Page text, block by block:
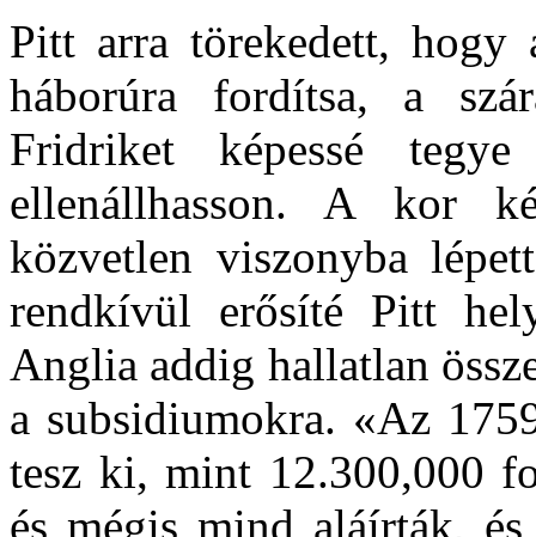
Pitt arra törekedett, hogy
háborúra fordítsa, a
Fridriket képessé
ellenállhasson. A kor
közvetlen viszonyba
rendkívül erősíté Pitt
Anglia addig hallatlan
a subsidiumokra. «Az
tesz ki, mint 12.300,000
és mégis mind aláírták,